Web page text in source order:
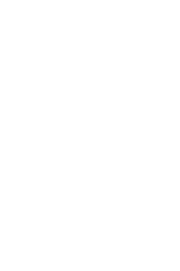
mit
Westen des Landes auf,
Für viele ist der
unbeständigen und
Sommer, wie es
Jahreszeiten
die Tiere und auch
Unterschied machen.